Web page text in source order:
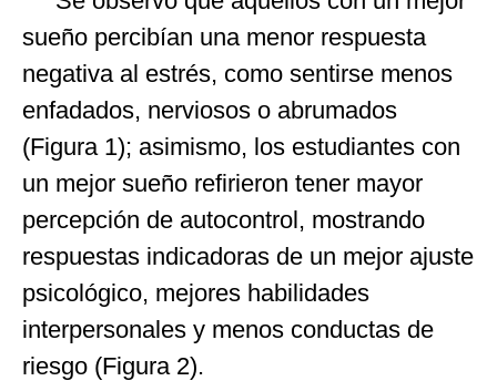
sueño percibían una menor respuesta
negativa al estrés, como sentirse menos
enfadados, nerviosos o abrumados
(Figura 1); asimismo, los estudiantes con
un mejor sueño refirieron tener mayor
percepción de autocontrol, mostrando
respuestas indicadoras de un mejor ajuste
psicológico, mejores habilidades
interpersonales y menos conductas de
riesgo (Figura 2).